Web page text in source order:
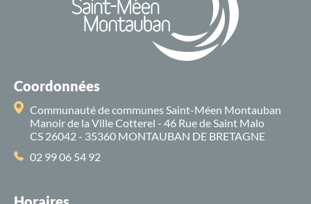
Coordonnées
Communauté de communes Saint-Méen Montauban
Manoir de la Ville Cotterel - 46 Rue de Saint Malo
CS 26042 - 35360 MONTAUBAN DE BRETAGNE
02 99 06 54 92